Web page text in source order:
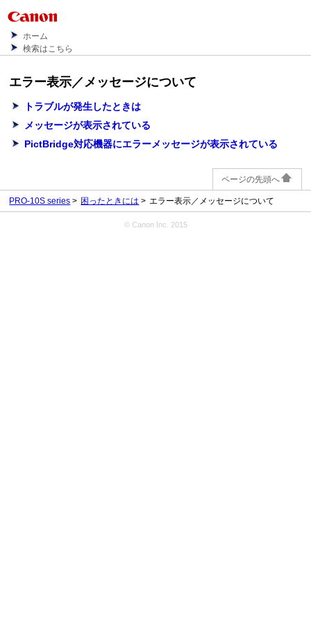
ホーム
検索はこちら
エラー表示／メッセージについて
トラブルが発生したときは
メッセージが表示されている
PictBridge対応機器にエラーメッセージが表示されている
ページの先頭へ
PRO-10S series 困ったときには エラー表示／メッセージについて
© Canon Inc. 2015